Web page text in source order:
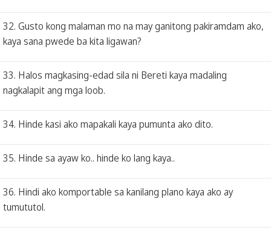
32. Gusto kong malaman mo na may ganitong pakiramdam ako,
kaya sana pwede ba kita ligawan?
33. Halos magkasing-edad sila ni Bereti kaya madaling
nagkalapit ang mga loob.
34. Hinde kasi ako mapakali kaya pumunta ako dito.
35. Hinde sa ayaw ko.. hinde ko lang kaya..
36. Hindi ako komportable sa kanilang plano kaya ako ay
tumututol.